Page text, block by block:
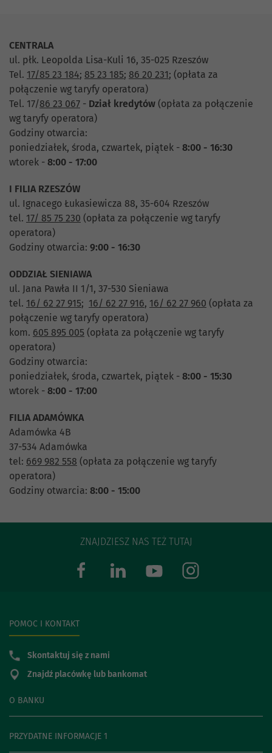
CENTRALA
ul. płk. Leopolda Lisa-Kuli 16, 35-025 Rzeszów
Tel. 17/85 23 184; 85 23 185; 86 20 231; (opłata za
połączenie wg taryfy operatora)
Tel. 17/86 23 067 - Dział kredytów (opłata za połączenie
wg taryfy operatora)
Godziny otwarcia:
poniedziałek, środa, czwartek, piątek - 8:00 - 16:30
wtorek - 8:00 - 17:00
I FILIA RZESZÓW
ul. Ignacego Łukasiewicza 88, 35-604 Rzeszów
tel. 17/ 85 75 230 (opłata za połączenie wg taryfy
operatora)
Godziny otwarcia: 9:00 - 16:30
ODDZIAŁ SIENIAWA
ul. Jana Pawła II 1/1, 37-530 Sieniawa
tel. 16/ 62 27 915; 16/ 62 27 916, 16/ 62 27 960 (opłata za
połączenie wg taryfy operatora)
kom. 605 895 005 (opłata za połączenie wg taryfy
operatora)
Godziny otwarcia:
poniedziałek, środa, czwartek, piątek - 8:00 - 15:30
wtorek - 8:00 - 17:00
FILIA ADAMÓWKA
Adamówka 4B
37-534 Adamówka
tel: 669 982 558 (opłata za połączenie wg taryfy
operatora)
Godziny otwarcia: 8:00 - 15:00
ZNAJDZIESZ NAS TEŻ TUTAJ
O BANKU
PRZYDATNE INFORMACJE 1
POMOC I KONTAKT
Skontaktuj się z nami
Znajdź placówkę lub bankomat